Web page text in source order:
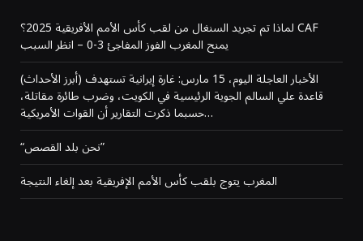
لماذا تم تجريد السنغال من لقب كأس الأمم الأفريقية 2025؟ CAF
يمنح المغرب الفوز المفاجئ 3-0 – انظر السبب
(أبرز الأحداث) الأخبار العاجلة اليوم، 15 مارس: غارة إيرانية تستهدف
قاعدة علي السالم الجوية الرئيسية في الكويت، وضرب طائرة مقاتلة،
حسبما ذكرت التقارير أن القوات الأمريكية…
“نحن بلد القصص”
المغرب يتوج بلقب كأس الأمم الإفريقية بعد إلغاء النتيجة